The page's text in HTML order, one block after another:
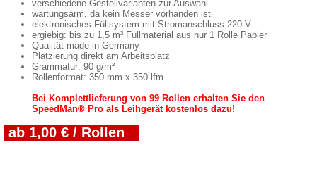
verschiedene Gestellvarianten zur Auswahl
wartungsarm, da kein Messer vorhanden ist
elektronisches Füllsystem mit Stromanschluss 220 V
ergiebig: bis zu 1,5 m³ Füllmaterial aus nur 1 Rolle Papier
Qualität made in Germany
Platzierung direkt am Arbeitsplatz
Grammatur: 90 g/m²
Rollenformat: 350 mm x 350 lfm
Bei Komplettlieferung von 99 Rollen erhalten Sie den
SpeedMan® Pro als Leihgerät kostenlos dazu!
ab 1,00 € / Rollen